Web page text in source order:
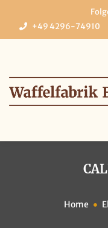
+49 4296-74910
Home